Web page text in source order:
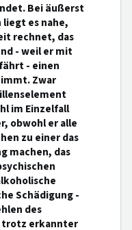
Bei äußerst
es nahe,
rechnet, das
- weil er mit
- einen
Zwar
im Einzelfall
obwohl er alle
zu einer das
machen, das
Schädigung -
des
trotz erkannter